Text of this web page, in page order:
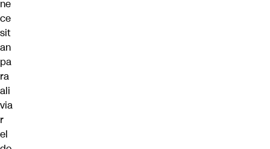
ne
ce
sit
an
pa
ra
ali
via
r
el